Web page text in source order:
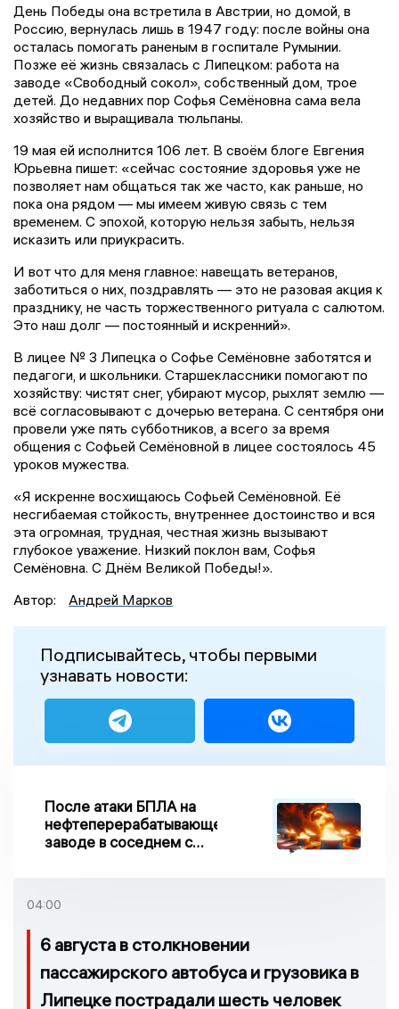
День Победы она встретила в Австрии, но домой, в
Россию, вернулась лишь в 1947 году: после войны она
осталась помогать раненым в госпитале Румынии.
Позже её жизнь связалась с Липецком: работа на
заводе «Свободный сокол», собственный дом, трое
детей. До недавних пор Софья Семёновна сама вела
хозяйство и выращивала тюльпаны.
19 мая ей исполнится 106 лет. В своём блоге Евгения
Юрьевна пишет: «сейчас состояние здоровья уже не
позволяет нам общаться так же часто, как раньше, но
пока она рядом — мы имеем живую связь с тем
временем. С эпохой, которую нельзя забыть, нельзя
исказить или приукрасить.
И вот что для меня главное: навещать ветеранов,
заботиться о них, поздравлять — это не разовая акция к
празднику, не часть торжественного ритуала с салютом.
Это наш долг — постоянный и искренний».
В лицее № 3 Липецка о Софье Семёновне заботятся и
педагоги, и школьники. Старшеклассники помогают по
хозяйству: чистят снег, убирают мусор, рыхлят землю —
всё согласовывают с дочерью ветерана. С сентября они
провели уже пять субботников, а всего за время
общения с Софьей Семёновной в лицее состоялось 45
уроков мужества.
«Я искренне восхищаюсь Софьей Семёновной. Её
несгибаемая стойкость, внутреннее достоинство и вся
эта огромная, трудная, честная жизнь вызывают
глубокое уважение. Низкий поклон вам, Софья
Семёновна. С Днём Великой Победы!».
Автор:
Андрей Марков
Подписывайтесь, чтобы первыми
узнавать новости:
После атаки БПЛА на
нефтеперерабатывающем
заводе в соседнем с
04:00
6 августа в столкновении
пассажирского автобуса и грузовика в
Липецке пострадали шесть человек